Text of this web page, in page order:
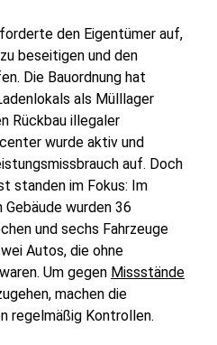
den Eigentümer auf,
beseitigen und den
Die Bauordnung hat
als Mülllager
Rückbau illegaler
wurde aktiv und
auf. Doch
standen im Fokus: Im
wurden 36
und sechs Fahrzeuge
Autos, die ohne
Um gegen Missstände
machen die
regelmäßig Kontrollen.